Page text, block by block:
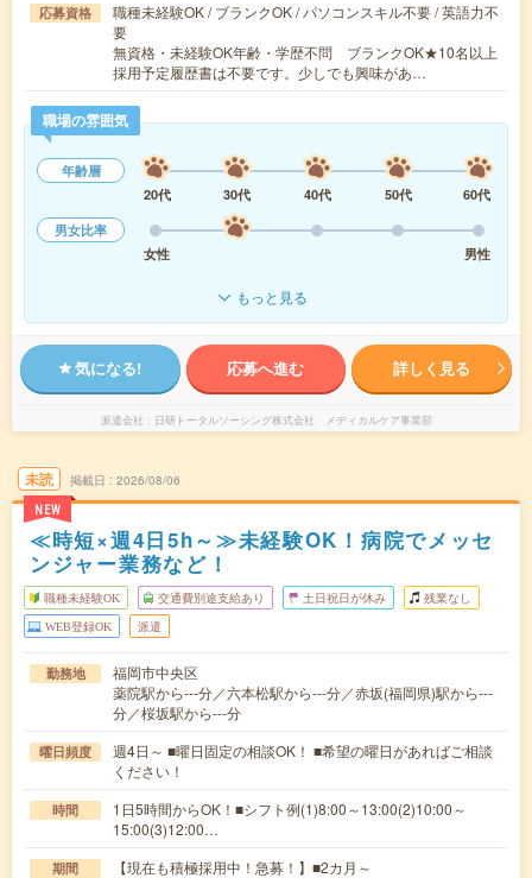
応募資格
職種未経験OK / ブランクOK / パソコンスキル不要 / 英語力不
要
無資格・未経験OK年齢・学歴不問 ブランクOK★10名以上
採用予定履歴書は不要です。少しでも興味があ…
職場の雰囲気
年齢層
20代
30代 40代 50代
60代
男女比率
女性
男性
もっと見る
気になる! 応募へ進む 詳しく見る
派遣会社 日研トータルソーシング株式会社 メディカルケア事業部
未読
NEW
掲載日 2026/08/06
≪時短×週4日5h～≫未経験OK！病院でメッセ
ンジャー業務など！
職種未経験OK 交通費別途支給あり 土日祝日が休み 残業なし
WEB登録OK 派遣
勤務地
福岡市中央区
薬院駅から---分／六本松駅から---分／赤坂(福岡県)駅から---
分／桜坂駅から---分
曜日頻度
週4日～ ■曜日固定の相談OK！ ■希望の曜日があればご相談
ください！
時間
1日5時間からOK！■シフト例(1)8:00～13:00(2)10:00～
15:00(3)12:00…
期間 【現在も積極採用中！急募！】■2カ月～